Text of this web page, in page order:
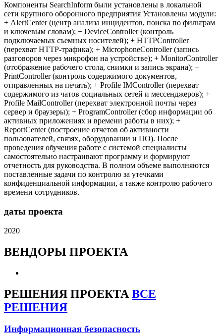
Компоненты SearchInform были установлены в локальной
сети крупного оборонного предприятия Установлены модули:
+ AlertCenter (центр анализа инцидентов, поиска по фильтрам
и ключевым словам); + DeviceController (контроль
подключаемых съемных носителей); + HTTPController
(перехват HTTP-трафика); + MicrophoneController (запись
разговоров через микрофон на устройстве); + MonitorController
(отображение рабочего стола, снимки и запись экрана); +
PrintController (контроль содержимого документов,
отправленных на печать); + Profile IMController (перехват
содержимого из чатов социальных сетей и мессенджеров); +
Profile MailController (перехват электронной почты через
сервер и браузеры); + ProgramController (сбор информации об
активных приложениях и времени работы в них); +
ReportCenter (построение отчетов об активности
пользователей, связях, оборудовании и ПО). После
проведения обучения работе с системой специалисты
самостоятельно настраивают программу и формируют
отчетность для руководства. В полном объеме выполняются
поставленные задачи по контролю за утечками
конфиденциальной информации, а также контролю рабочего
времени сотрудников.
даты проекта
2020
ВЕНДОРЫ ПРОЕКТА
РЕШЕНИЯ ПРОЕКТА ВСЕ
РЕШЕНИЯ
Информационная безопасность